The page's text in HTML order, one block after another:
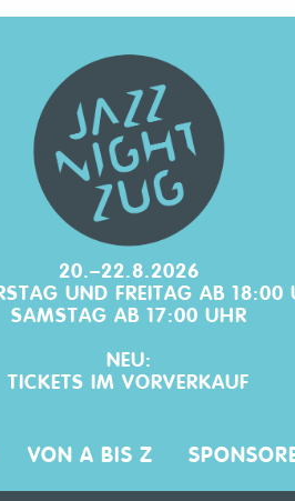
20.–22.8.2026
UND FREITAG AB 18:00
SAMSTAG AB 17:00 UHR
NEU:
TICKETS IM VORVERKAUF
VON A BIS Z